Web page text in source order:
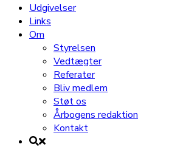
Udgivelser
Links
Om
Styrelsen
Vedtægter
Referater
Bliv medlem
Støt os
Årbogens redaktion
Kontakt